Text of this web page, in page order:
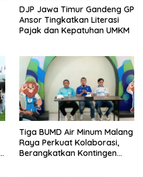
DJP Jawa Timur Gandeng GP
Ansor Tingkatkan Literasi
Pajak dan Kepatuhan UMKM
Tiga BUMD Air Minum Malang
Raya Perkuat Kolaborasi,
Berangkatkan Kontingen